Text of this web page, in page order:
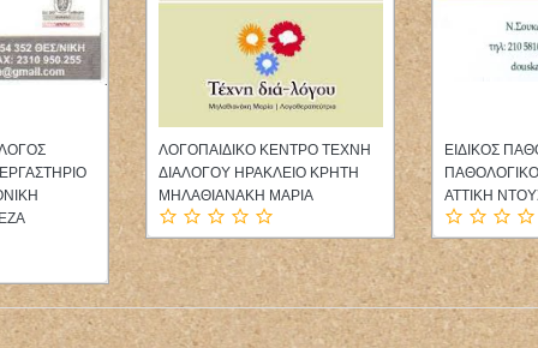
ΛΟΓΟΠΑΙΔΙΚΟ ΚΕΝΤΡΟ ΤΕΧΝΗ
ΔΙΑΛΟΓΟΥ ΗΡΑΚΛΕΙΟ ΚΡΗΤΗ
ΜΗΛΑΘΙΑΝΑΚΗ ΜΑΡΙΑ
ΕΙΔΙΚΟΣ
ΠΑΘΟΛΟΓΙΚΟ
ΑΤΤΙΚΗ